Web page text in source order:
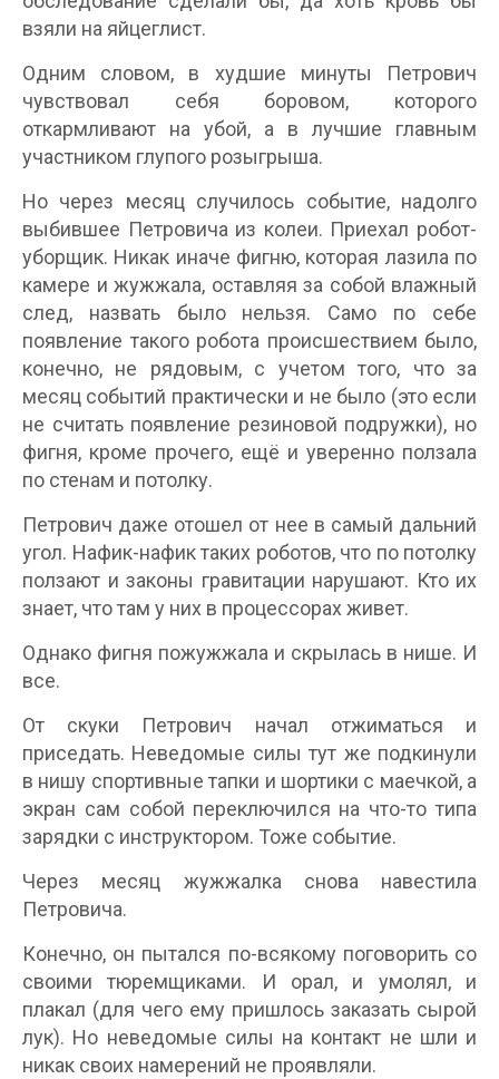
взяли на яйцеглист.
Одним словом, в худшие минуты Петрович
чувствовал себя боровом, которого
откармливают на убой, а в лучшие главным
участником глупого розыгрыша.
Но через месяц случилось событие, надолго
выбившее Петровича из колеи. Приехал робот-
уборщик. Никак иначе фигню, которая лазила по
камере и жужжала, оставляя за собой влажный
след, назвать было нельзя. Само по себе
появление такого робота происшествием было,
конечно, не рядовым, с учетом того, что за
месяц событий практически и не было (это если
не считать появление резиновой подружки), но
фигня, кроме прочего, ещё и уверенно ползала
по стенам и потолку.
Петрович даже отошел от нее в самый дальний
угол. Нафик-нафик таких роботов, что по потолку
ползают и законы гравитации нарушают. Кто их
знает, что там у них в процессорах живет.
Однако фигня пожужжала и скрылась в нише. И
все.
От скуки Петрович начал отжиматься и
приседать. Неведомые силы тут же подкинули
в нишу спортивные тапки и шортики с маечкой, а
экран сам собой переключился на что-то типа
зарядки с инструктором. Тоже событие.
Через месяц жужжалка снова навестила
Петровича.
Конечно, он пытался по-всякому поговорить со
своими тюремщиками. И орал, и умолял, и
плакал (для чего ему пришлось заказать сырой
лук). Но неведомые силы на контакт не шли и
никак своих намерений не проявляли.